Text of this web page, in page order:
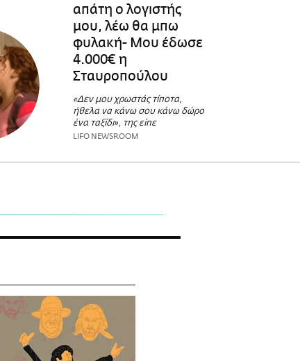
απάτη ο λογιστής
μου, λέω θα μπω
φυλακή- Μου έδωσε
4.000€ η
Σταυροπούλου
«Δεν μου χρωστάς τίποτα,
ήθελα να κάνω σου κάνω δώρο
ένα ταξίδι», της είπε
LIFO NEWSROOM